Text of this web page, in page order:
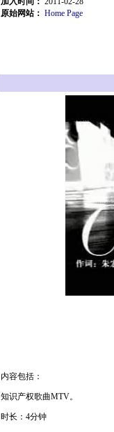
原始网站： Home Page
内容包括：
知识产权歌曲MTV。
时长：4分钟